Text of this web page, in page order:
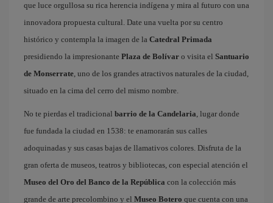
que luce orgullosa su rica herencia indígena y mira al futuro con una
innovadora propuesta cultural. Date una vuelta por su centro
histórico y contempla la imagen de la Catedral Primada
presidiendo la impresionante Plaza de Bolívar o visita el Santuario
de Monserrate, uno de los grandes atractivos naturales de la ciudad,
situado en la cima del cerro del mismo nombre.
No te pierdas el tradicional barrio de la Candelaria, lugar donde
fue fundada la ciudad en 1538: te enamorarán sus calles
adoquinadas y sus casas bajas de llamativos colores. Disfruta de la
gran oferta de museos, teatros y bibliotecas, con especial atención el
Museo del Oro del Banco de la República con la colección más
grande de arte precolombino y el Museo Botero que cuenta con una